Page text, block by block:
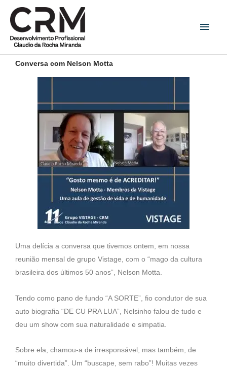
para
conteúdo
Conversa com Nelson Motta
Uma delícia a conversa que tivemos ontem, em nossa
reunião mensal de grupo Vistage, com o “mago da cultura
brasileira dos últimos 50 anos”, Nelson Motta.
Tendo como pano de fundo “A SORTE”, fio condutor de sua
auto biografia “DE CU PRA LUA”, Nelsinho falou de tudo e
deu um show com sua naturalidade e simpatia.
Sobre ela, chamou-a de irresponsável, mas também, de
“muito divertida”. Um “buscape, sem rabo”! Muitas vezes